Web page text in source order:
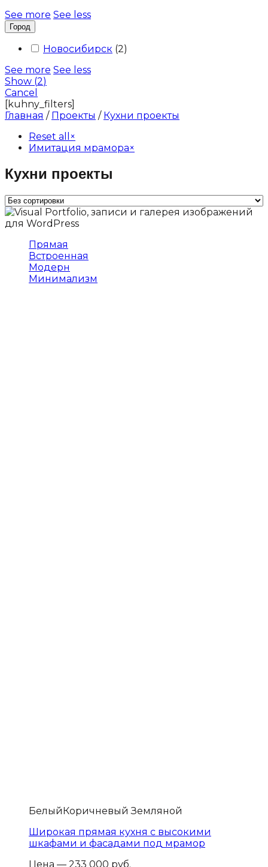
See more See less
Город
Новосибирск (2)
See more See less
Show (2)
Cancel
[kuhny_filters]
Главная / Проекты / Кухни проекты
Reset all
×
Имитация мрамора×
Кухни проекты
Прямая
Встроенная
Модерн
Минимализм
БелыйКоричневый Земляной
Широкая прямая кухня с высокими
шкафами и фасадами под мрамор
Цена — 233 000 руб.